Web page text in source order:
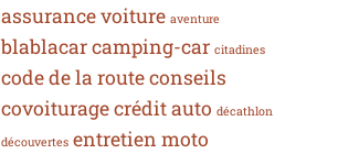
assurance voiture aventure
blablacarcamping-car citadines
code de la routeconseils
covoituragecrédit auto décathlon
découvertes entretien moto